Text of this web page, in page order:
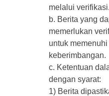
melalui verifikasi.
b. Berita yang
memerlukan
untuk
keberimbangan.
c. Ketentuan
dengan syarat:
1) Berita